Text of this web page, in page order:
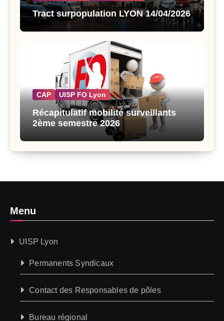
Tract surpopulation LYON 14/04/2026
CAP UISP FO Lyon
Récapitulatif mobilité surveillants
2ème semestre 2026
Menu
UISP Lyon
Permanents Syndicaux
Contact des Responsables de pôles
Bureau régional